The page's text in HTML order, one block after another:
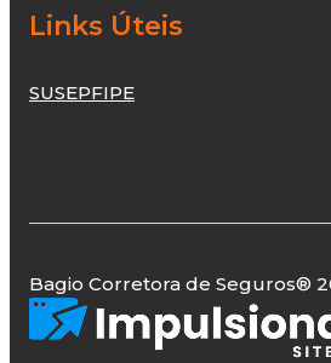
Links Úteis
SUSEPFIPE
Bagio Corretora de Seguros®